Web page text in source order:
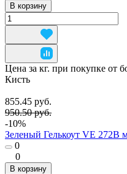
В корзину
Цена за кг. при покупке от
Кисть
855.45 руб.
950.50 руб.
-10%
Зеленый Гелькоут VE 272B
0
0
В корзину